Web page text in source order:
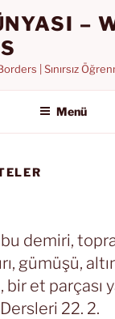
–
| Sınırsız
Menü
demiri,
gümüşü,
bir et parçası
22. 2.